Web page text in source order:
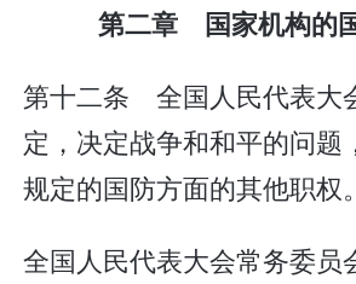
第二章 国家机构的
第十二条 全国人民代表大
定，决定战争和和平的问题
规定的国防方面的其他职权。
全国人民代表大会常务委员